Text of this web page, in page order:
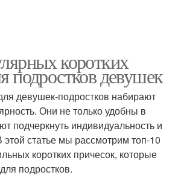
коротких
подростков девушек
девушек-подростков набирают
Они не только удобны в
подчеркнуть индивидуальность и
статье мы рассмотрим топ-10
коротких причесок, которые
подростков.